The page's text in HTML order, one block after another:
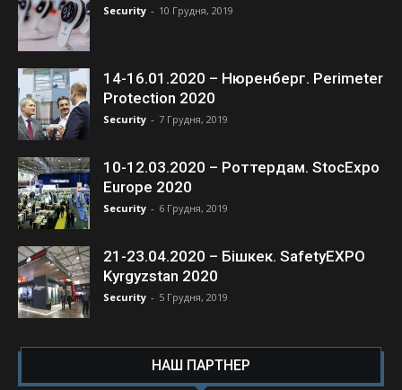
Security - 10 Грудня, 2019
14-16.01.2020 – Нюренберг. Perimeter
Protection 2020
Security - 7 Грудня, 2019
10-12.03.2020 – Роттердам. StocExpo
Europe 2020
Security - 6 Грудня, 2019
21-23.04.2020 – Бішкек. SafetyEXPO
Kyrgyzstan 2020
Security - 5 Грудня, 2019
НАШ ПАРТНЕР